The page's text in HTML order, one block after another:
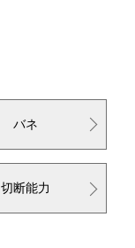
バネ
切断能力